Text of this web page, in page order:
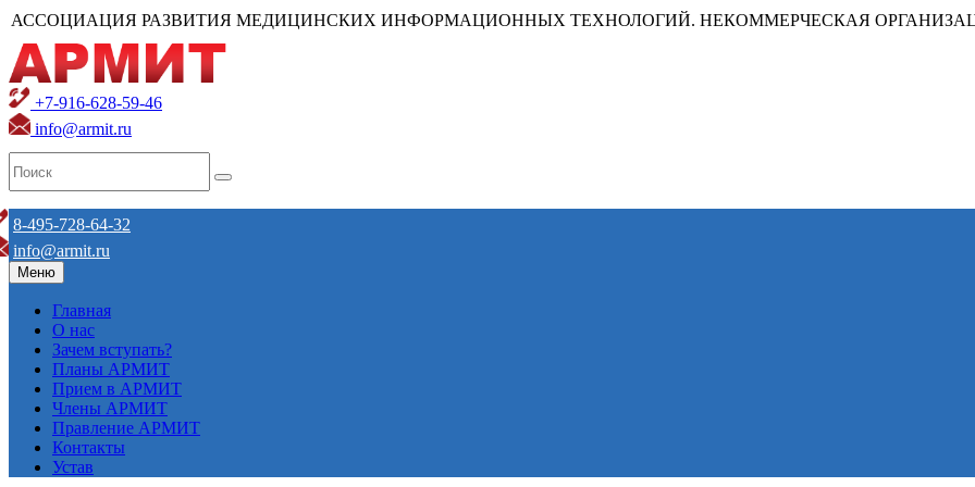
АССОЦИАЦИЯ РАЗВИТИЯ МЕДИЦИНСКИХ ИНФОРМАЦИОННЫХ ТЕХНОЛОГИЙ. НЕКОММЕРЧЕСКАЯ
+7-916-628-59-46
info@armit.ru
8-495-728-64-32
info@armit.ru
Меню
Главная
О нас
Зачем вступать?
Планы АРМИТ
Прием в АРМИТ
Члены АРМИТ
Правление АРМИТ
Контакты
Устав